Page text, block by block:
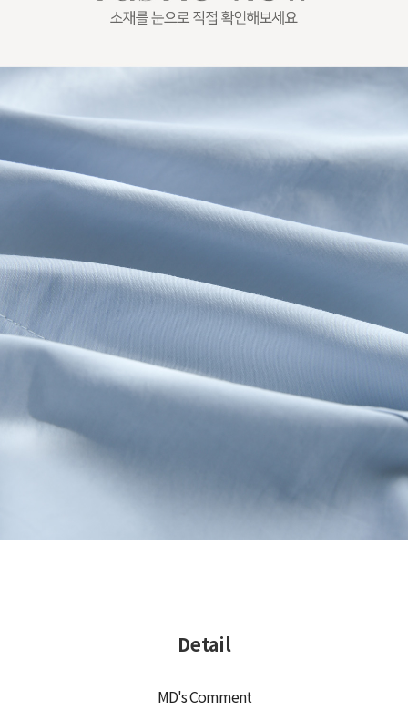
Detail
MD's Comment